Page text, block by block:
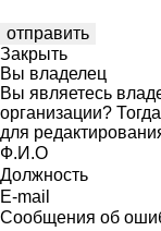
Закрыть
Вы владелец
Вы являетесь
организации?
для
Ф.И.О
Должность
E-mail
Сообщения об